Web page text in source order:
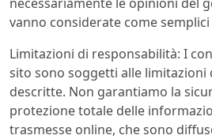
vanno considerate come
Limitazioni di responsabilità: I
sito sono soggetti alle limitazioni
descritte. Non garantiamo la
protezione totale delle
trasmesse online, che sono